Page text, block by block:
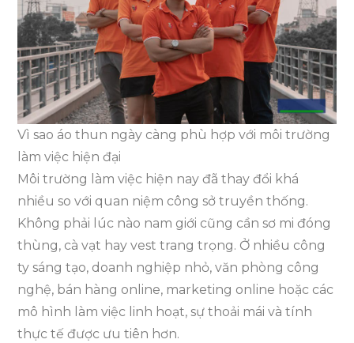
Vì sao áo thun ngày càng phù hợp với môi trường
làm việc hiện đại
Môi trường làm việc hiện nay đã thay đổi khá
nhiều so với quan niệm công sở truyền thống.
Không phải lúc nào nam giới cũng cần sơ mi đóng
thùng, cà vạt hay vest trang trọng. Ở nhiều công
ty sáng tạo, doanh nghiệp nhỏ, văn phòng công
nghệ, bán hàng online, marketing online hoặc các
mô hình làm việc linh hoạt, sự thoải mái và tính
thực tế được ưu tiên hơn.